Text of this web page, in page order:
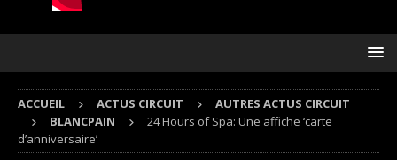
ACCUEIL ACTUS CIRCUIT
AUTRES ACTUS CIRCUIT
BLANCPAIN
24 Hours of Spa: Une affiche ‘carte
d’anniversaire’